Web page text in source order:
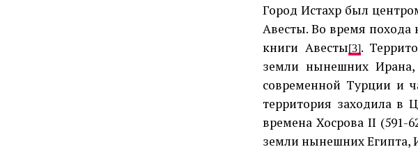
Город Истахр был
Авесты. Во время похода
книги Авесты[3].
земли нынешних Ирана,
современной Турции и
территория заходила в
времена Хосрова II (591-
земли нынешних Египта,